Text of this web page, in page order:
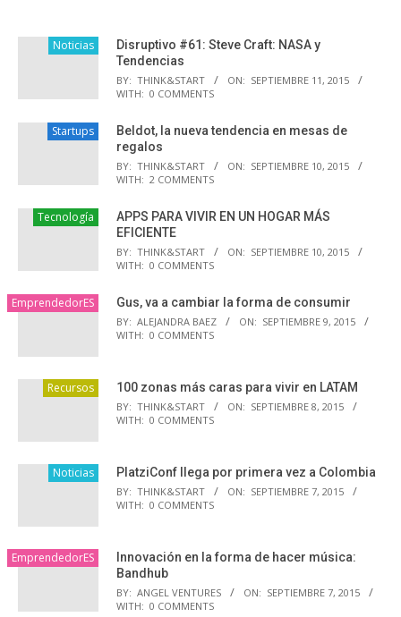
Noticias
Disruptivo #61: Steve Craft: NASA y
Tendencias
BY: THINK&START ON: SEPTIEMBRE 11, 2015
WITH: 0 COMMENTS
Startups
Beldot, la nueva tendencia en mesas de
regalos
BY: THINK&START ON: SEPTIEMBRE 10, 2015
WITH: 2 COMMENTS
Tecnología
APPS PARA VIVIR EN UN HOGAR MÁS
EFICIENTE
BY: THINK&START ON: SEPTIEMBRE 10, 2015
WITH: 0 COMMENTS
EmprendedorES Gus, va a cambiar la forma de consumir
BY: ALEJANDRA BAEZ ON: SEPTIEMBRE 9, 2015
WITH: 0 COMMENTS
Recursos 100 zonas más caras para vivir en LATAM
BY: THINK&START ON: SEPTIEMBRE 8, 2015
WITH: 0 COMMENTS
Noticias PlatziConf llega por primera vez a Colombia
BY: THINK&START ON: SEPTIEMBRE 7, 2015
WITH: 0 COMMENTS
EmprendedorES
Innovación en la forma de hacer música:
Bandhub
BY: ANGEL VENTURES ON: SEPTIEMBRE 7, 2015
WITH: 0 COMMENTS